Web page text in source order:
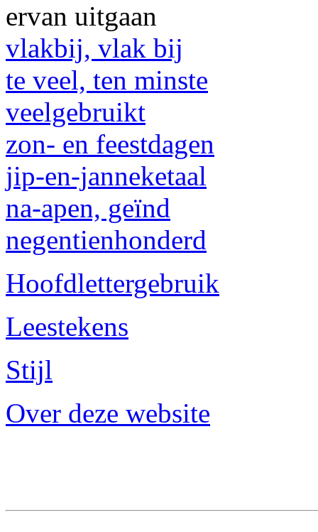
ervan uitgaan
vlakbij, vlak bij
te veel, ten minste
veelgebruikt
zon- en feestdagen
jip-en-janneketaal
na-apen, geïnd
negentienhonderd
Hoofdlettergebruik
Leestekens
Stijl
Over deze website